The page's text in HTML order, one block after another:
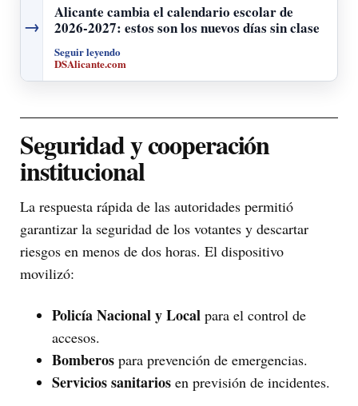
→
Alicante cambia el calendario escolar de
2026-2027: estos son los nuevos días sin clase
Seguir leyendo
DSAlicante.com
Seguridad y cooperación
institucional
La respuesta rápida de las autoridades permitió
garantizar la seguridad de los votantes y descartar
riesgos en menos de dos horas. El dispositivo
movilizó:
Policía Nacional y Local para el control de
accesos.
Bomberos para prevención de emergencias.
Servicios sanitarios en previsión de incidentes.